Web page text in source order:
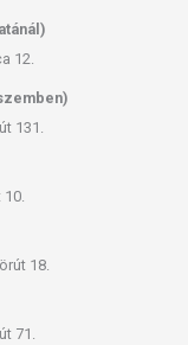
12.
131.
10.
18.
71.